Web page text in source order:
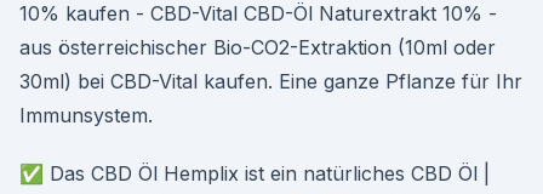
10% kaufen - CBD-Vital CBD-Öl Naturextrakt 10% -
aus österreichischer Bio-CO2-Extraktion (10ml oder
30ml) bei CBD-Vital kaufen. Eine ganze Pflanze für Ihr
Immunsystem.
✅ Das CBD Öl Hemplix ist ein natürliches CBD Öl |